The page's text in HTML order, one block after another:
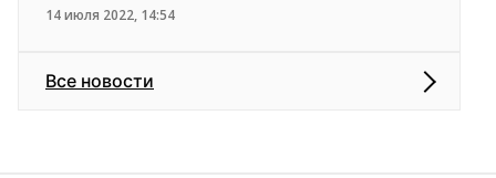
14 июля 2022, 14:54
Все новости